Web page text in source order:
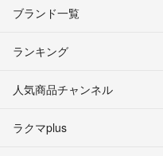
ブランド一覧
ランキング
人気商品チャンネル
ラクマplus